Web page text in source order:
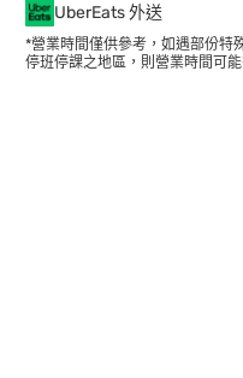
UberEats 外送
*營業時間僅供參考，如遇部份特
停班停課之地區，則營業時間可